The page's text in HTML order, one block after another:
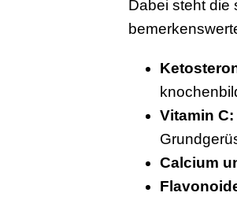
Dabei steht die
Vitamin C:
Calcium